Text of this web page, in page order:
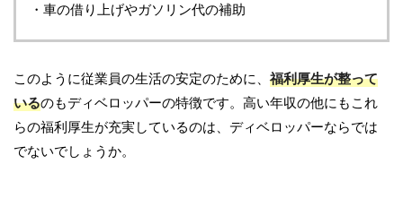
・車の借り上げやガソリン代の補助
このように従業員の生活の安定のために、 福利厚生が整って
いるのもディベロッパーの特徴です。高い年収の他にもこれ
らの福利厚生が充実しているのは、ディベロッパーならでは
でないでしょうか。